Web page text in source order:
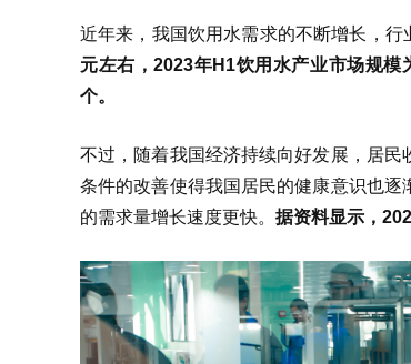
近年来，我国饮用水需求的不断增长，行
元左右，2023年H1饮用水产业市场规
个。
不过，随着我国经济持续向好发展，居
条件的改善使得我国居民的健康意识也
的需求量增长速度更快。 据资料显示，